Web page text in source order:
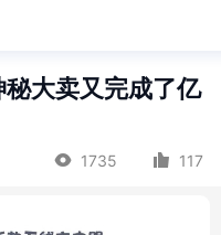
大卖又完成了亿
1735 117